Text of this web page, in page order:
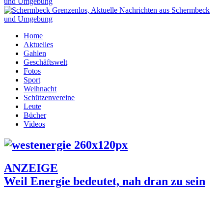
Home
Aktuelles
Gahlen
Geschäftswelt
Fotos
Sport
Weihnacht
Schützenvereine
Leute
Bücher
Videos
ANZEIGE
Weil Energie bedeutet, nah dran zu sein